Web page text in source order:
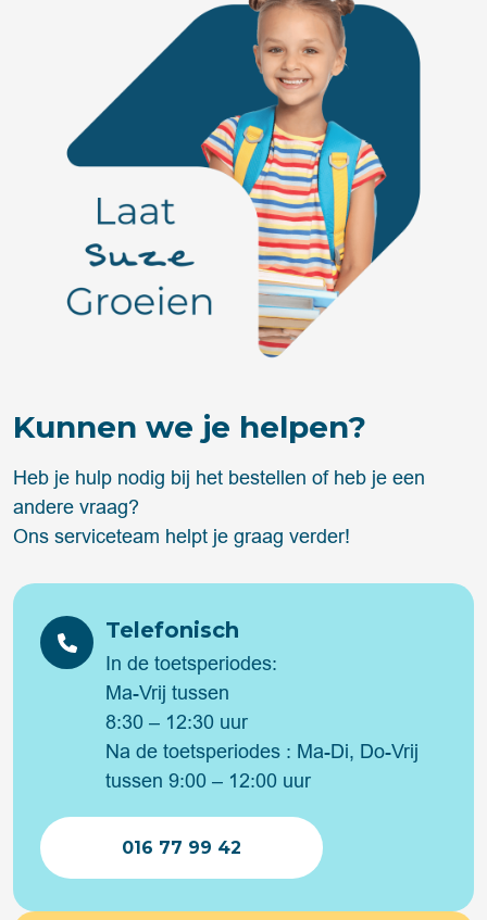
Kunnen we je helpen?
Heb je hulp nodig bij het bestellen of heb je een
andere vraag?
Ons serviceteam helpt je graag verder!
Telefonisch
In de toetsperiodes:
Ma-Vrij tussen
8:30 – 12:30 uur
Na de toetsperiodes : Ma-Di, Do-Vrij
tussen 9:00 – 12:00 uur
016 77 99 42